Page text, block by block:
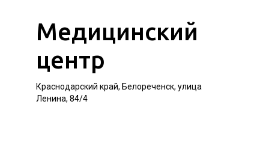
Медицинский
центр
Краснодарский край, Белореченск, улица
Ленина, 84/4